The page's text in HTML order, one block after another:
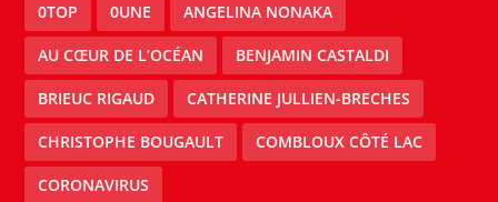
0TOP 0UNE ANGELINA NONAKA
AU CŒUR DE L’OCÉAN BENJAMIN CASTALDI
BRIEUC RIGAUD CATHERINE JULLIEN-BRECHES
CHRISTOPHE BOUGAULT COMBLOUX CÔTÉ LAC
CORONAVIRUS